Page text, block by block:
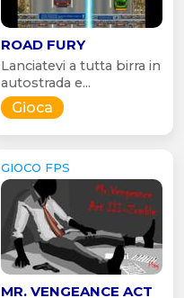
ROAD FURY
Lanciatevi a tutta birra in
autostrada e...
Gioca
GIOCO FPS
MR. VENGEANCE ACT